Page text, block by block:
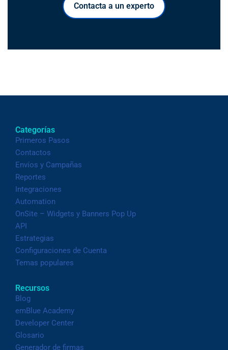
Contacta a un experto
Categorías
Primeros Pasos
Contactos
Envíos y Campañas
Reportes
Integraciones
Automation
OnSite – Widgets y Banners Pop Up
API
Estrategias
Configuraciones de Cuenta
Temas populares
Recursos
Blog
emBlue Academy
Developer Center
Glosario
Generador de firmas